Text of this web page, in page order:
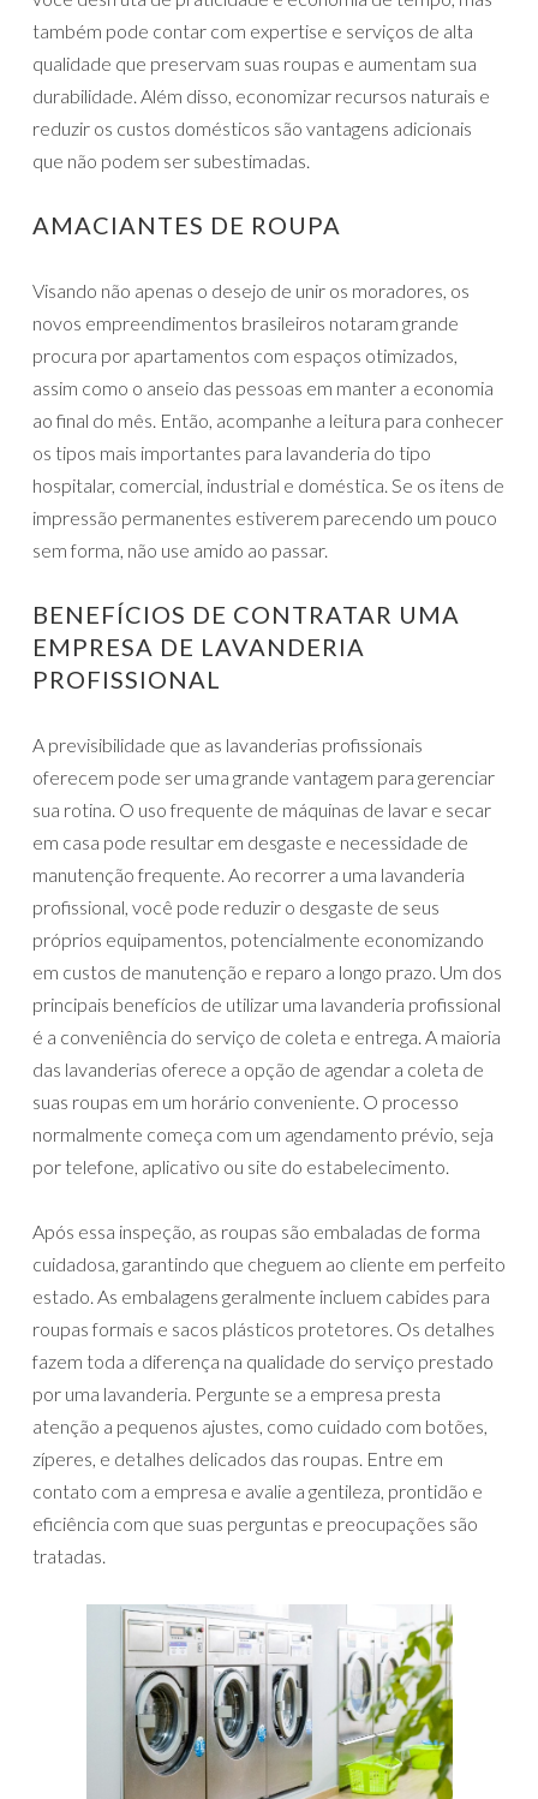
também pode contar com expertise e serviços de alta
qualidade que preservam suas roupas e aumentam sua
durabilidade. Além disso, economizar recursos naturais e
reduzir os custos domésticos são vantagens adicionais
que não podem ser subestimadas.
AMACIANTES DE ROUPA
Visando não apenas o desejo de unir os moradores, os
novos empreendimentos brasileiros notaram grande
procura por apartamentos com espaços otimizados,
assim como o anseio das pessoas em manter a economia
ao final do mês. Então, acompanhe a leitura para conhecer
os tipos mais importantes para lavanderia do tipo
hospitalar, comercial, industrial e doméstica. Se os itens de
impressão permanentes estiverem parecendo um pouco
sem forma, não use amido ao passar.
BENEFÍCIOS DE CONTRATAR UMA
EMPRESA DE LAVANDERIA
PROFISSIONAL
A previsibilidade que as lavanderias profissionais
oferecem pode ser uma grande vantagem para gerenciar
sua rotina. O uso frequente de máquinas de lavar e secar
em casa pode resultar em desgaste e necessidade de
manutenção frequente. Ao recorrer a uma lavanderia
profissional, você pode reduzir o desgaste de seus
próprios equipamentos, potencialmente economizando
em custos de manutenção e reparo a longo prazo. Um dos
principais benefícios de utilizar uma lavanderia profissional
é a conveniência do serviço de coleta e entrega. A maioria
das lavanderias oferece a opção de agendar a coleta de
suas roupas em um horário conveniente. O processo
normalmente começa com um agendamento prévio, seja
por telefone, aplicativo ou site do estabelecimento.
Após essa inspeção, as roupas são embaladas de forma
cuidadosa, garantindo que cheguem ao cliente em perfeito
estado. As embalagens geralmente incluem cabides para
roupas formais e sacos plásticos protetores. Os detalhes
fazem toda a diferença na qualidade do serviço prestado
por uma lavanderia. Pergunte se a empresa presta
atenção a pequenos ajustes, como cuidado com botões,
zíperes, e detalhes delicados das roupas. Entre em
contato com a empresa e avalie a gentileza, prontidão e
eficiência com que suas perguntas e preocupações são
tratadas.